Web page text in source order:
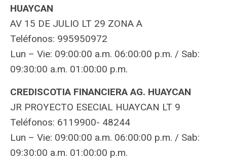
HUAYCAN
AV 15 DE JULIO LT 29 ZONA A
Teléfonos: 995950972
Lun – Vie: 09:00:00 a.m. 06:00:00 p.m. / Sab:
09:30:00 a.m. 01:00:00 p.m.
CREDISCOTIA FINANCIERA AG. HUAYCAN
JR PROYECTO ESECIAL HUAYCAN LT 9
Teléfonos: 6119900- 48244
Lun – Vie: 09:00:00 a.m. 06:00:00 p.m. / Sab:
09:30:00 a.m. 01:00:00 p.m.